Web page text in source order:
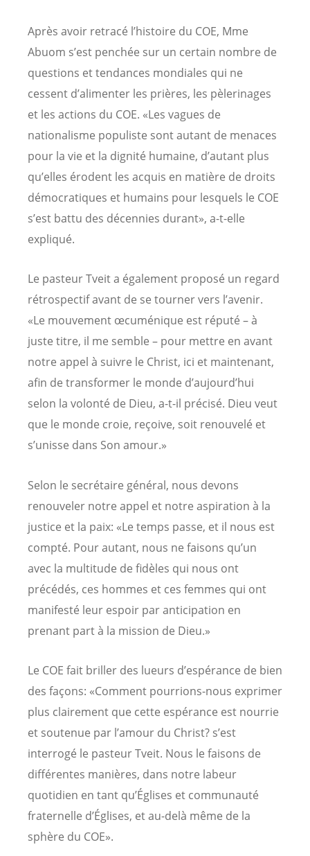
Après avoir retracé l’histoire du COE, Mme
Abuom s’est penchée sur un certain nombre de
questions et tendances mondiales qui ne
cessent d’alimenter les prières, les pèlerinages
et les actions du COE. «Les vagues de
nationalisme populiste sont autant de menaces
pour la vie et la dignité humaine, d’autant plus
qu’elles érodent les acquis en matière de droits
démocratiques et humains pour lesquels le COE
s’est battu des décennies durant», a-t-elle
expliqué.
Le pasteur Tveit a également proposé un regard
rétrospectif avant de se tourner vers l’avenir.
«Le mouvement œcuménique est réputé – à
juste titre, il me semble – pour mettre en avant
notre appel à suivre le Christ, ici et maintenant,
afin de transformer le monde d’aujourd’hui
selon la volonté de Dieu, a-t-il précisé. Dieu veut
que le monde croie, reçoive, soit renouvelé et
s’unisse dans Son amour.»
Selon le secrétaire général, nous devons
renouveler notre appel et notre aspiration à la
justice et la paix: «Le temps passe, et il nous est
compté. Pour autant, nous ne faisons qu’un
avec la multitude de fidèles qui nous ont
précédés, ces hommes et ces femmes qui ont
manifesté leur espoir par anticipation en
prenant part à la mission de Dieu.»
Le COE fait briller des lueurs d’espérance de bien
des façons: «Comment pourrions-nous exprimer
plus clairement que cette espérance est nourrie
et soutenue par l’amour du Christ? s’est
interrogé le pasteur Tveit. Nous le faisons de
différentes manières, dans notre labeur
quotidien en tant qu’Églises et communauté
fraternelle d’Églises, et au-delà même de la
sphère du COE».